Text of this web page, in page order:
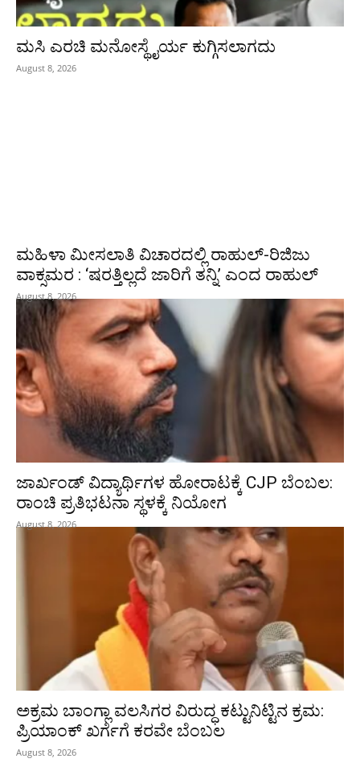
ಮಸಿ ಎರಚಿ ಮನೋಸ್ಥೈರ್ಯ ಕುಗ್ಗಿಸಲಾಗದು
August 8, 2026
ಮಹಿಳಾ ಮೀಸಲಾತಿ ವಿಚಾರದಲ್ಲಿ ರಾಹುಲ್‌-ರಿಜಿಜು
ವಾಕ್ಸಮರ : ‘ಷರತ್ತಿಲ್ಲದೆ ಜಾರಿಗೆ ತನ್ನಿ’ ಎಂದ ರಾಹುಲ್‌
August 8, 2026
ಜಾರ್ಖಂಡ್‌ ವಿದ್ಯಾರ್ಥಿಗಳ ಹೋರಾಟಕ್ಕೆ CJP ಬೆಂಬಲ:
ರಾಂಚಿ ಪ್ರತಿಭಟನಾ ಸ್ಥಳಕ್ಕೆ ನಿಯೋಗ
August 8, 2026
ಅಕ್ರಮ ಬಾಂಗ್ಲಾ ವಲಸಿಗರ ವಿರುದ್ಧ ಕಟ್ಟುನಿಟ್ಟಿನ ಕ್ರಮ:
ಪ್ರಿಯಾಂಕ್ ಖರ್ಗೆಗೆ ಕರವೇ ಬೆಂಬಲ
August 8, 2026